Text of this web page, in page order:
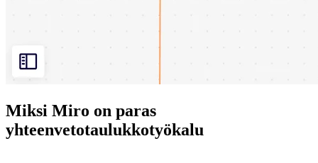
Miksi Miro on paras
yhteenvetotaulukkotyökalu